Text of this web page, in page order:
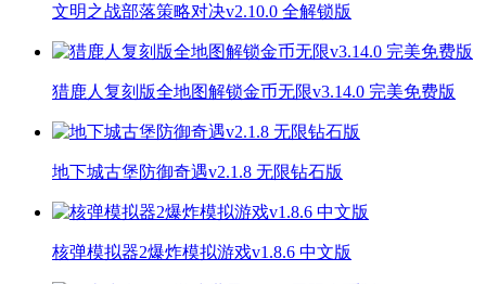
文明之战部落策略对决v2.10.0 全解锁版
猎鹿人复刻版全地图解锁金币无限v3.14.0 完美免费版
地下城古堡防御奇遇v2.1.8 无限钻石版
核弹模拟器2爆炸模拟游戏v1.8.6 中文版